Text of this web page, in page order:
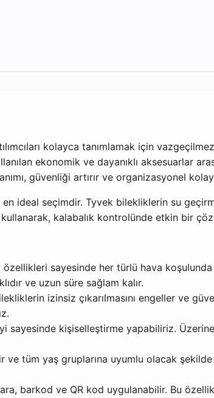
kolayca tanımlamak için
ekonomik ve dayanıklı aksesuarlar
güvenliği artırır ve organizasyonel
ideal seçimdir. Tyvek bilekliklerin su
kalabalık kontrolünde etkin bir
sayesinde her türlü hava
ve uzun süre sağlam kalır.
izinsiz çıkarılmasını engeller ve
sayesinde kişiselleştirme yapabiliriz.
tüm yaş gruplarına uyumlu olacak
barkod ve QR kod uygulanabilir. Bu